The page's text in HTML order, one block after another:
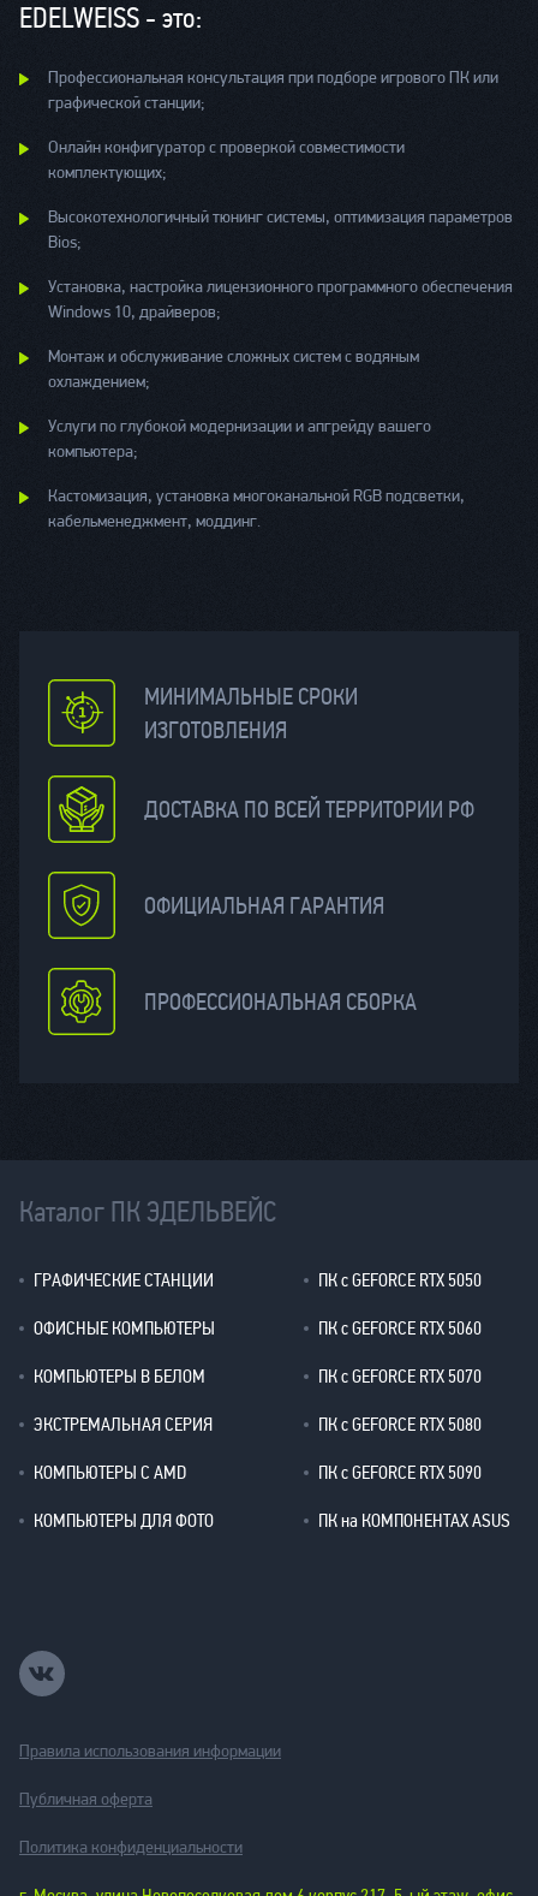
EDELWEISS - это:
Профессиональная консультация при подборе игрового ПК или
графической станции;
Онлайн конфигуратор с проверкой совместимости
комплектующих;
Высокотехнологичный тюнинг системы, оптимизация параметров
Bios;
Установка, настройка лицензионного программного обеспечения
Windows 10, драйверов;
Монтаж и обслуживание сложных систем с водяным
охлаждением;
Услуги по глубокой модернизации и апгрейду вашего
компьютера;
Кастомизация, установка многоканальной RGB подсветки,
кабельменеджмент, моддинг.
МИНИМАЛЬНЫЕ СРОКИ
ИЗГОТОВЛЕНИЯ
ДОСТАВКА ПО ВСЕЙ ТЕРРИТОРИИ РФ
ОФИЦИАЛЬНАЯ ГАРАНТИЯ
ПРОФЕССИОНАЛЬНАЯ СБОРКА
Каталог ПК ЭДЕЛЬВЕЙС
ГРАФИЧЕСКИЕ СТАНЦИИ
ОФИСНЫЕ КОМПЬЮТЕРЫ
КОМПЬЮТЕРЫ В БЕЛОМ
ЭКСТРЕМАЛЬНАЯ СЕРИЯ
КОМПЬЮТЕРЫ С AMD
КОМПЬЮТЕРЫ ДЛЯ ФОТО
ПК с GEFORCE RTX 5050
ПК с GEFORCE RTX 5060
ПК с GEFORCE RTX 5070
ПК с GEFORCE RTX 5080
ПК с GEFORCE RTX 5090
ПК на КОМПОНЕНТАХ ASUS
Правила использования информации
Публичная оферта
Политика конфиденциальности